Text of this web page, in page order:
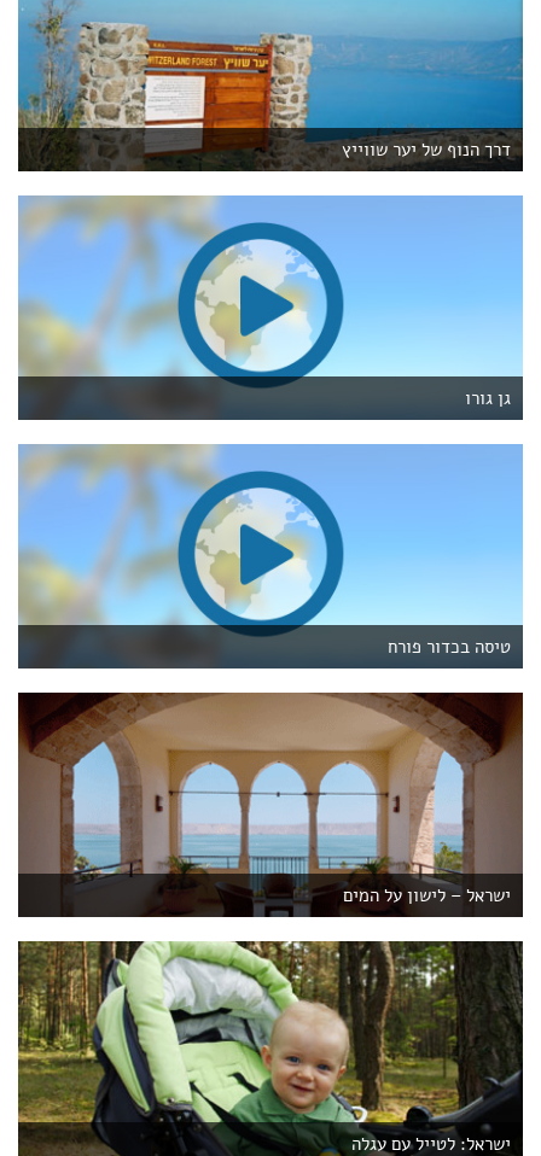
דרך הנוף של יער שווייץ
גן גורו
טיסה בכדור פורח
ישראל – לישון על המים
ישראל: לטייל עם עגלה